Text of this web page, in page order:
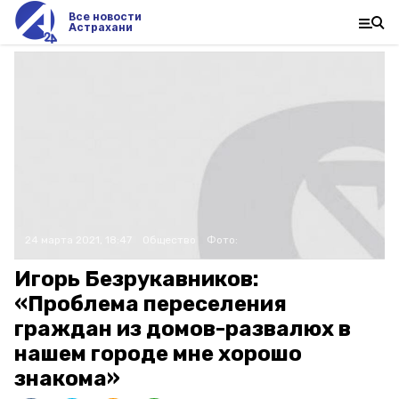
Все новости
Астрахани
Фото:
Игорь Безрукавников:
«Проблема переселения
граждан из домов-развалюх в
нашем городе мне хорошо
знакома»